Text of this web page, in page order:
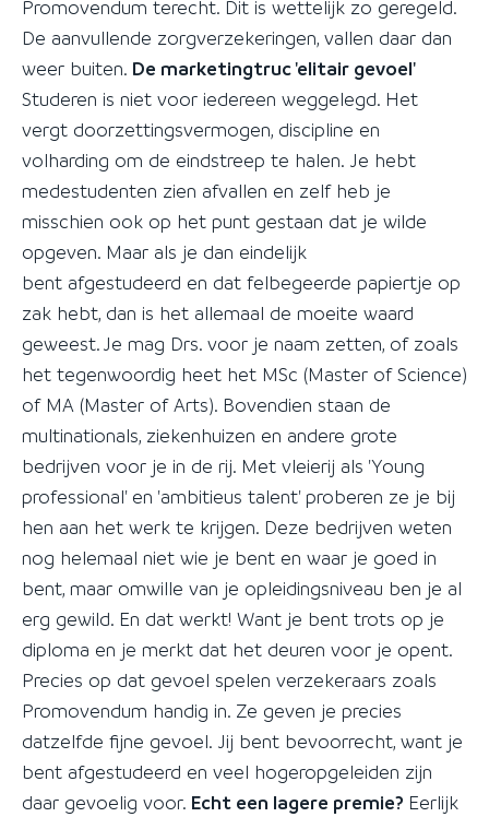
Promovendum terecht. Dit is wettelijk zo geregeld.
De aanvullende zorgverzekeringen, vallen daar dan
weer buiten. De marketingtruc 'elitair gevoel'
Studeren is niet voor iedereen weggelegd. Het
vergt doorzettingsvermogen, discipline en
volharding om de eindstreep te halen. Je hebt
medestudenten zien afvallen en zelf heb je
misschien ook op het punt gestaan dat je wilde
opgeven. Maar als je dan eindelijk
bent afgestudeerd en dat felbegeerde papiertje op
zak hebt, dan is het allemaal de moeite waard
geweest. Je mag Drs. voor je naam zetten, of zoals
het tegenwoordig heet het MSc (Master of Science)
of MA (Master of Arts). Bovendien staan de
multinationals, ziekenhuizen en andere grote
bedrijven voor je in de rij. Met vleierij als 'Young
professional' en 'ambitieus talent' proberen ze je bij
hen aan het werk te krijgen. Deze bedrijven weten
nog helemaal niet wie je bent en waar je goed in
bent, maar omwille van je opleidingsniveau ben je al
erg gewild. En dat werkt! Want je bent trots op je
diploma en je merkt dat het deuren voor je opent.
Precies op dat gevoel spelen verzekeraars zoals
Promovendum handig in. Ze geven je precies
datzelfde fijne gevoel. Jij bent bevoorrecht, want je
bent afgestudeerd en veel hogeropgeleiden zijn
daar gevoelig voor. Echt een lagere premie? Eerlijk